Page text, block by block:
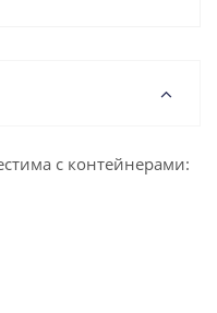
с контейнерами: